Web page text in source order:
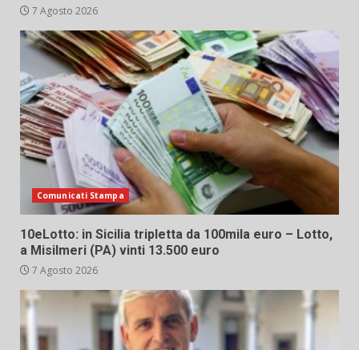
7 Agosto 2026
Comunicati Stampa
10eLotto: in Sicilia tripletta da 100mila euro – Lotto,
a Misilmeri (PA) vinti 13.500 euro
7 Agosto 2026